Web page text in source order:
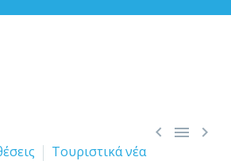
  
Τουριστικά νέα